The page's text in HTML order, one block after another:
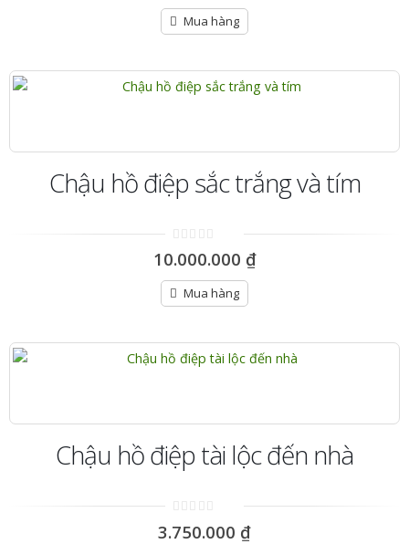
5
Mua hàng
Chậu hồ điệp sắc trắng và tím
0
out
5
10.000.000 ₫
Mua hàng
Chậu hồ điệp tài lộc đến nhà
0
out
3.750.000 ₫